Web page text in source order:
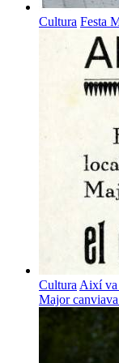
Cultura Festa
Cultura Així va
Major